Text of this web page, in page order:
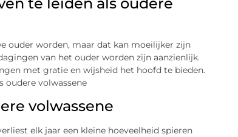
ouder worden, maar dat kan moeilijker zijn
van het ouder worden zijn aanzienlijk.
met gratie en wijsheid het hoofd te bieden.
oudere volwassene
volwassene
elk jaar een kleine hoeveelheid spieren